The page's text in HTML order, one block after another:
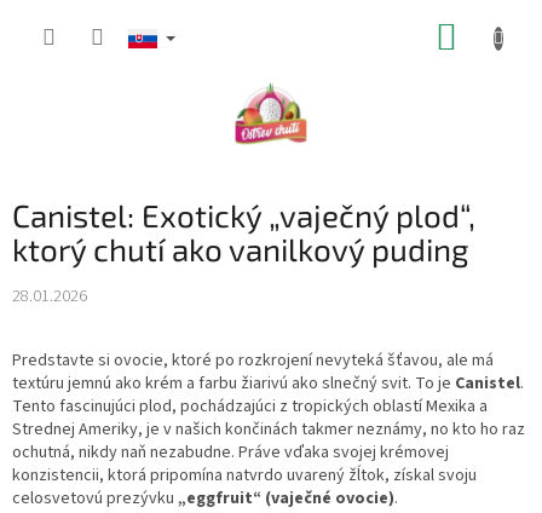
Canistel: Exotický „vaječný plod“,
ktorý chutí ako vanilkový puding
28.01.2026
Predstavte si ovocie, ktoré po rozkrojení nevyteká šťavou, ale má
textúru jemnú ako krém a farbu žiarivú ako slnečný svit. To je Canistel.
Tento fascinujúci plod, pochádzajúci z tropických oblastí Mexika a
Strednej Ameriky, je v našich končinách takmer neznámy, no kto ho raz
ochutná, nikdy naň nezabudne. Práve vďaka svojej krémovej
konzistencii, ktorá pripomína natvrdo uvarený žĺtok, získal svoju
celosvetovú prezývku „eggfruit“ (vaječné ovocie).